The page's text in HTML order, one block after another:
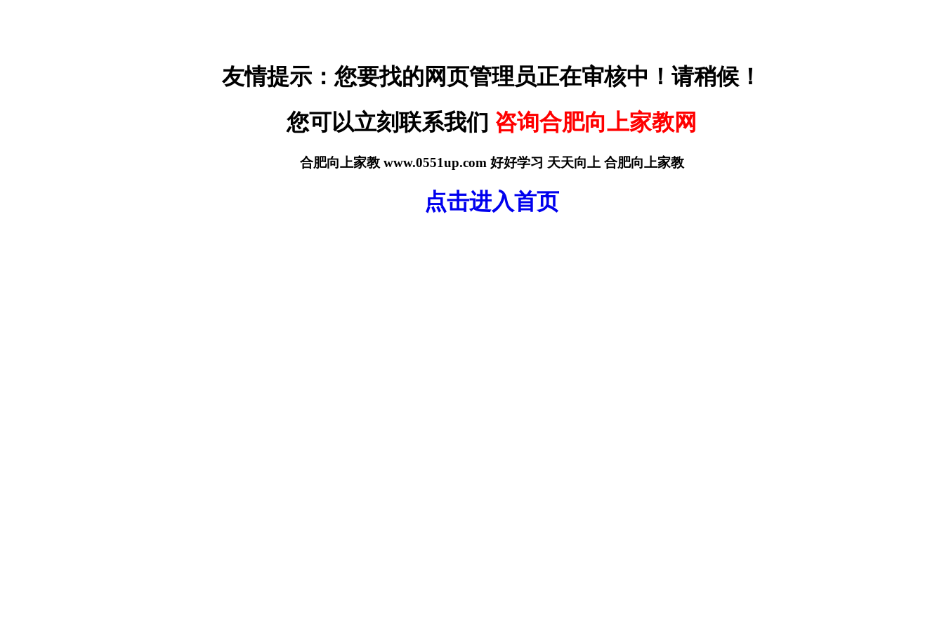
友情提示：您要找的网页管理员正在审核中！请稍候！
您可以立刻联系我们 咨询合肥向上家教网
合肥向上家教 www.0551up.com 好好学习 天天向上 合肥向上家教
点击进入首页